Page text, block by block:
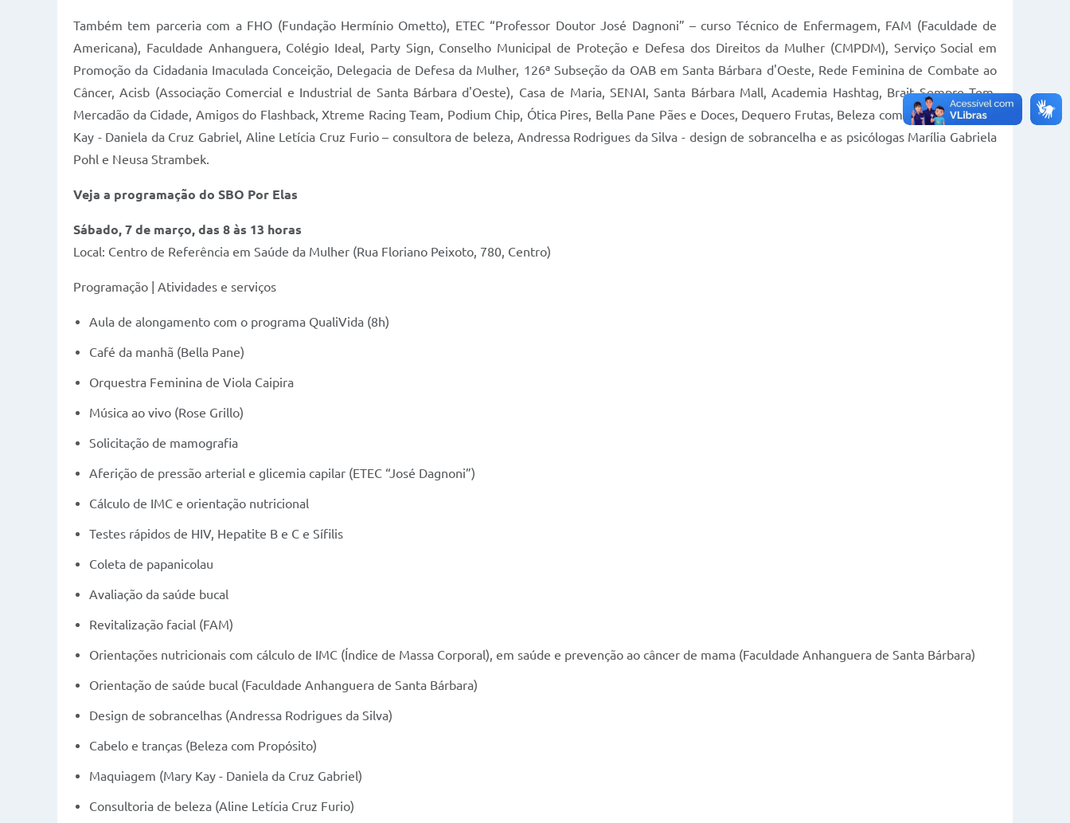
Também tem parceria com a FHO (Fundação Hermínio Ometto), ETEC “Professor Doutor José Dagnoni” – curso Técnico de Enfermagem, FAM (Faculdade de
Americana), Faculdade Anhanguera, Colégio Ideal, Party Sign, Conselho Municipal de Proteção e Defesa dos Direitos da Mulher (CMPDM), Serviço Social em
Promoção da Cidadania Imaculada Conceição, Delegacia de Defesa da Mulher, 126ª Subseção da OAB em Santa Bárbara d'Oeste, Rede Feminina de Combate ao
Câncer, Acisb (Associação Comercial e Industrial de Santa Bárbara d'Oeste), Casa de Maria, SENAI, Santa Bárbara Mall, Academia Hashtag, Brait Sempre Tem,
Mercadão da Cidade, Amigos do Flashback, Xtreme Racing Team, Podium Chip, Ótica Pires, Bella Pane Pães e Doces, Dequero Frutas, Beleza com Propósito, Mary
Kay - Daniela da Cruz Gabriel, Aline Letícia Cruz Furio – consultora de beleza, Andressa Rodrigues da Silva - design de sobrancelha e as psicólogas Marília Gabriela
Pohl e Neusa Strambek.
Veja a programação do SBO Por Elas
Sábado, 7 de março, das 8 às 13 horas
Local: Centro de Referência em Saúde da Mulher (Rua Floriano Peixoto, 780, Centro)
Programação | Atividades e serviços
Aula de alongamento com o programa QualiVida (8h)
Café da manhã (Bella Pane)
Orquestra Feminina de Viola Caipira
Música ao vivo (Rose Grillo)
Solicitação de mamografia
Aferição de pressão arterial e glicemia capilar (ETEC “José Dagnoni”)
Cálculo de IMC e orientação nutricional
Testes rápidos de HIV, Hepatite B e C e Sífilis
Coleta de papanicolau
Avaliação da saúde bucal
​Revitalização facial (FAM)
​Orientações nutricionais com cálculo de IMC (Índice de Massa Corporal), em saúde e prevenção ao câncer de mama (Faculdade Anhanguera de Santa Bárbara)
Orientação de saúde bucal (Faculdade Anhanguera de Santa Bárbara)
Design de sobrancelhas (Andressa Rodrigues da Silva)
Cabelo e tranças (Beleza com Propósito)
Maquiagem (Mary Kay - Daniela da Cruz Gabriel)
Consultoria de beleza (Aline Letícia Cruz Furio)